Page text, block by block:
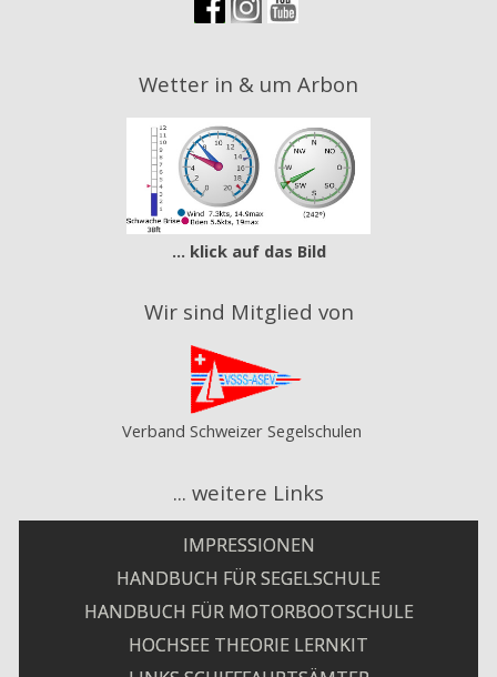
Wetter in & um Arbon
... klick auf das Bild
Wir sind Mitglied von
Verband Schweizer Segelschulen
... weitere Links
IMPRESSIONEN
HANDBUCH FÜR SEGELSCHULE
HANDBUCH FÜR MOTORBOOTSCHULE
HOCHSEE THEORIE LERNKIT